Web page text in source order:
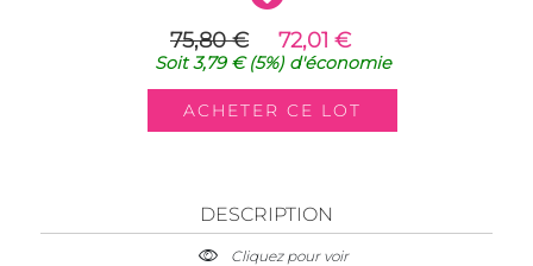
75,80 € 72,01 €
Soit3,79 €(5%)d'économie
DESCRIPTION
Cliquez pour voir